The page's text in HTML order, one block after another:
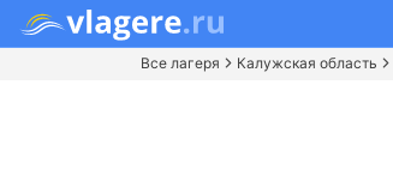
Все лагеря Калужская область